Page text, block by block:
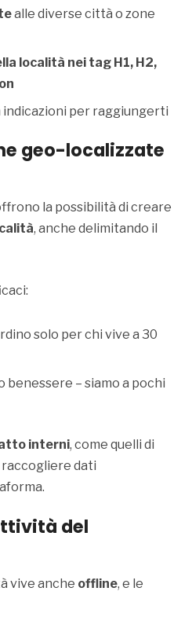
alle diverse città o zone
località nei tag H1, H2,
indicazioni per raggiungerti
geo-localizzate
la possibilità di creare
, anche delimitando il
solo per chi vive a 30
benessere – siamo a pochi
interni, come quelli di
raccogliere dati
del
vive anche offline, e le